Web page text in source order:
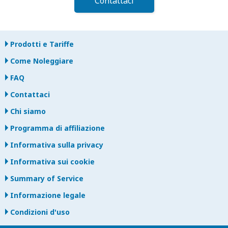
Prodotti e Tariffe
Come Noleggiare
FAQ
Contattaci
Chi siamo
Programma di affiliazione
Informativa sulla privacy
Informativa sui cookie
Summary of Service
Informazione legale
Condizioni d'uso